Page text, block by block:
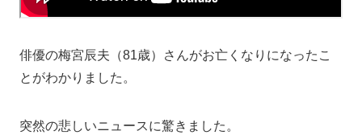
俳優の梅宮辰夫（81歳）さんがお亡くなりになったこ
とがわかりました。
突然の悲しいニュースに驚きました。